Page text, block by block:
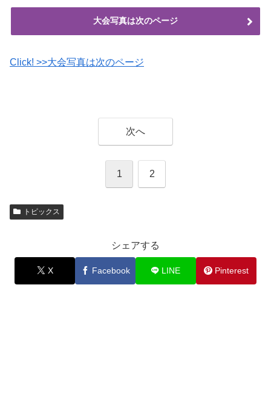
大会写真は次のページ
Click! >>大会写真は次のページ
次へ
1 2
トピックス
シェアする
X Facebook LINE Pinterest